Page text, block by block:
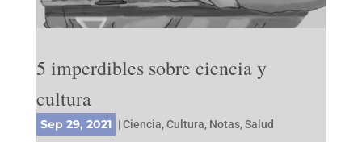
5 imperdibles sobre ciencia y
cultura
Sep 29, 2021 |Ciencia,Cultura, Notas,Salud